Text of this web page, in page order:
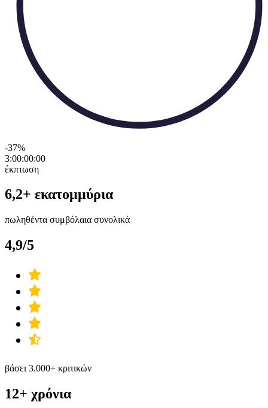
-37%
3:00:00:00
έκπτωση
6,2+ εκατομμύρια
πωληθέντα συμβόλαια συνολικά
4,9/5
βάσει 3.000+ κριτικών
12+ χρόνια